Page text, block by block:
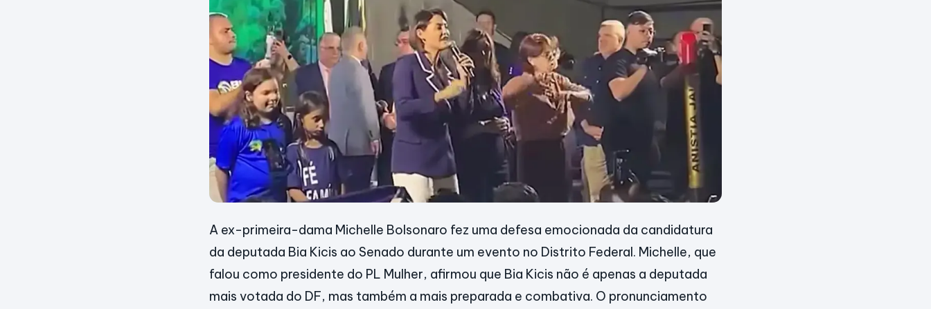
A ex-primeira-dama Michelle Bolsonaro fez uma defesa emocionada da candidatura
da deputada Bia Kicis ao Senado durante um evento no Distrito Federal. Michelle, que
falou como presidente do PL Mulher, afirmou que Bia Kicis não é apenas a deputada
mais votada do DF, mas também a mais preparada e combativa. O pronunciamento